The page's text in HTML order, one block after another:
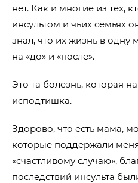
нет. Как и многие из тех,
инсультом и чьих семьях
знал, что их жизнь в одну
на «до» и «после».
Это та болезнь, которая
исподтишка.
Здорово, что есть мама,
которые поддержали
«счастливому случаю»,
последствий инсульта